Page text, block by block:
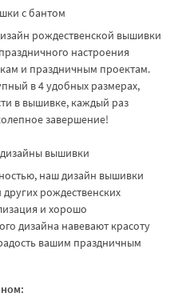
с бантом
рождественской вышивки
настроения
и праздничным проектам.
в 4 удобных размерах,
в вышивке, каждый раз
завершение!
вышивки
наш дизайн вышивки
рождественских
и хорошо
дизайна навевают красоту
вашим праздничным